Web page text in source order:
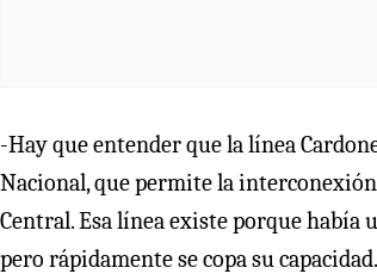
-Hay que entender que la línea
Nacional, que permite la
Central. Esa línea existe porque había
pero rápidamente se copa su